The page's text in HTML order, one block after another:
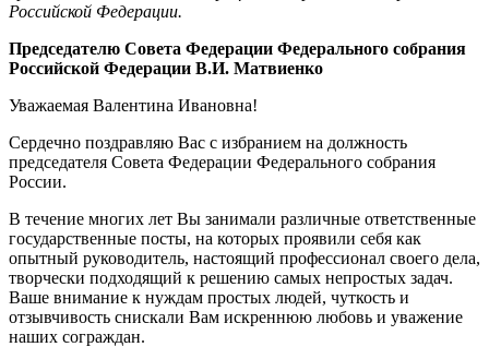
Российской Федерации.
Председателю Совета Федерации Федерального собрания
Российской Федерации В.И. Матвиенко
Уважаемая Валентина Ивановна!
Сердечно поздравляю Вас с избранием на должность
председателя Совета Федерации Федерального собрания
России.
В течение многих лет Вы занимали различные ответственные
государственные посты, на которых проявили себя как
опытный руководитель, настоящий профессионал своего дела,
творчески подходящий к решению самых непростых задач.
Ваше внимание к нуждам простых людей, чуткость и
отзывчивость снискали Вам искреннюю любовь и уважение
наших сограждан.